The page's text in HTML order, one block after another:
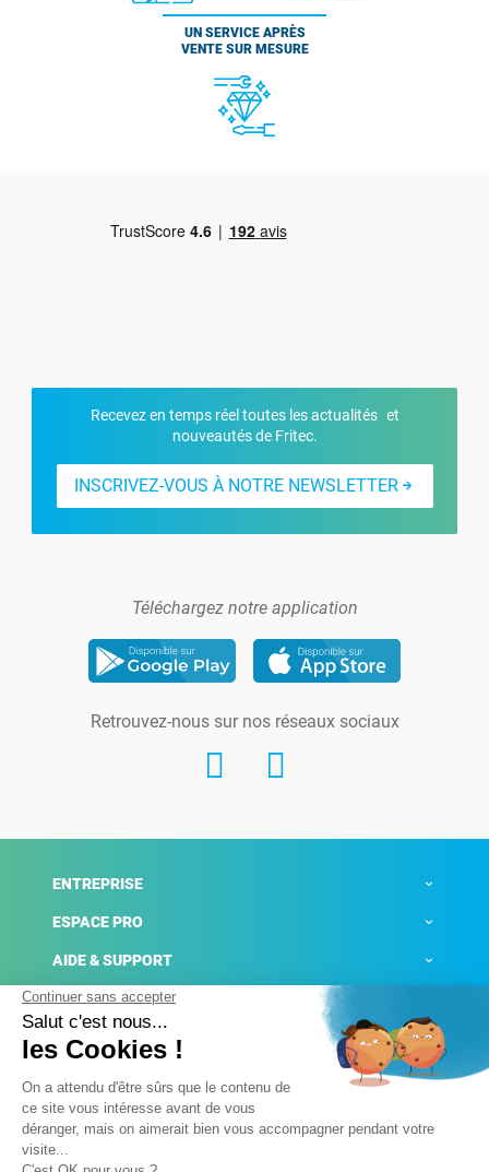
UN SERVICE APRÈS
VENTE SUR MESURE
Recevez en temps réel toutes les actualités et
nouveautés de Fritec.
INSCRIVEZ-VOUS À NOTRE NEWSLETTER
Téléchargez notre application
Retrouvez-nous sur nos réseaux sociaux
ENTREPRISE
ESPACE PRO
AIDE & SUPPORT
ACTUALITÉS
Mentions légales